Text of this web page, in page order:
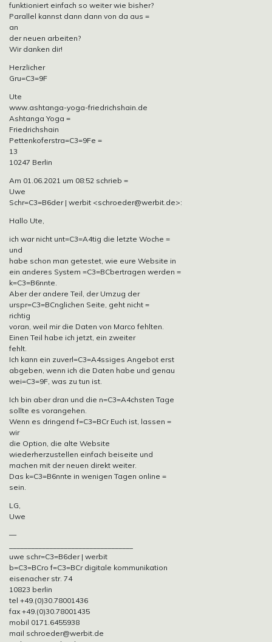
funktioniert einfach so weiter wie bisher?
Parallel kannst dann dann von da aus =
an
der neuen arbeiten?
Wir danken dir!
Herzlicher
Gru=C3=9F
Ute
www.ashtanga-yoga-friedrichshain.de
Ashtanga Yoga =
Friedrichshain
Pettenkoferstra=C3=9Fe =
13
10247 Berlin
Am 01.06.2021 um 08:52 schrieb =
Uwe
Schr=C3=B6der | werbit <schroeder@werbit.de>:
Hallo Ute,
ich war nicht unt=C3=A4tig die letzte Woche =
und
habe schon man getestet, wie eure Website in
ein anderes System =C3=BCbertragen werden =
k=C3=B6nnte.
Aber der andere Teil, der Umzug der
urspr=C3=BCnglichen Seite, geht nicht =
richtig
voran, weil mir die Daten von Marco fehlten.
Einen Teil habe ich jetzt, ein zweiter
fehlt.
Ich kann ein zuverl=C3=A4ssiges Angebot erst
abgeben, wenn ich die Daten habe und genau
wei=C3=9F, was zu tun ist.
Ich bin aber dran und die n=C3=A4chsten Tage
sollte es vorangehen.
Wenn es dringend f=C3=BCr Euch ist, lassen =
wir
die Option, die alte Website
wiederherzustellen einfach beiseite und
machen mit der neuen direkt weiter.
Das k=C3=B6nnte in wenigen Tagen online =
sein.
LG,
Uwe
—
uwe schr=C3=B6der | werbit
b=C3=BCro f=C3=BCr digitale kommunikation
eisenacher str. 74
10823 berlin
tel +49.(0)30.78001436
fax +49.(0)30.78001435
mobil 0171.6455938
mail schroeder@werbit.de